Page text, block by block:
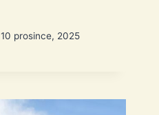
10 prosince, 2025